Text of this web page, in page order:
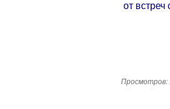
от
Просмотров: